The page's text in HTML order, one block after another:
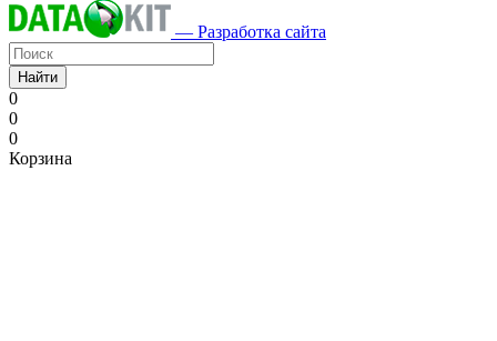
— Разработка сайта
Найти
0
0
0
Корзина